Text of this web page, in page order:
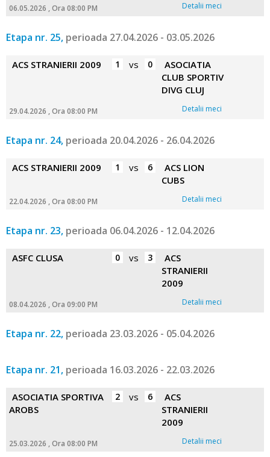
06.05.2026 , Ora 08:00 PM Detalii meci
Etapa nr. 25, perioada 27.04.2026 - 03.05.2026
ACS STRANIERII 2009 1 vs 0
ASOCIATIA
CLUB SPORTIV
DIVG CLUJ
29.04.2026 , Ora 08:00 PM Detalii meci
Etapa nr. 24, perioada 20.04.2026 - 26.04.2026
ACS STRANIERII 2009 1 vs 6
ACS LION
CUBS
22.04.2026 , Ora 08:00 PM Detalii meci
Etapa nr. 23, perioada 06.04.2026 - 12.04.2026
ASFC CLUSA 0 vs 3
ACS
STRANIERII
2009
08.04.2026 , Ora 09:00 PM Detalii meci
Etapa nr. 22, perioada 23.03.2026 - 05.04.2026
Etapa nr. 21, perioada 16.03.2026 - 22.03.2026
ASOCIATIA SPORTIVA
AROBS
2 vs 6
ACS
STRANIERII
2009
25.03.2026 , Ora 08:00 PM Detalii meci